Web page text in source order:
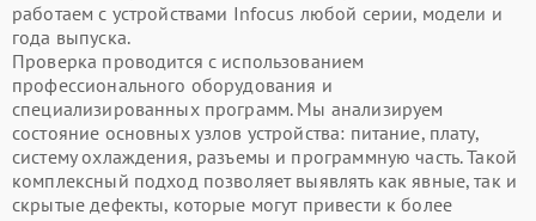
работаем с устройствами Infocus любой серии, модели и
года выпуска.
Проверка проводится с использованием
профессионального оборудования и
специализированных программ. Мы анализируем
состояние основных узлов устройства: питание, плату,
систему охлаждения, разъемы и программную часть. Такой
комплексный подход позволяет выявлять как явные, так и
скрытые дефекты, которые могут привести к более